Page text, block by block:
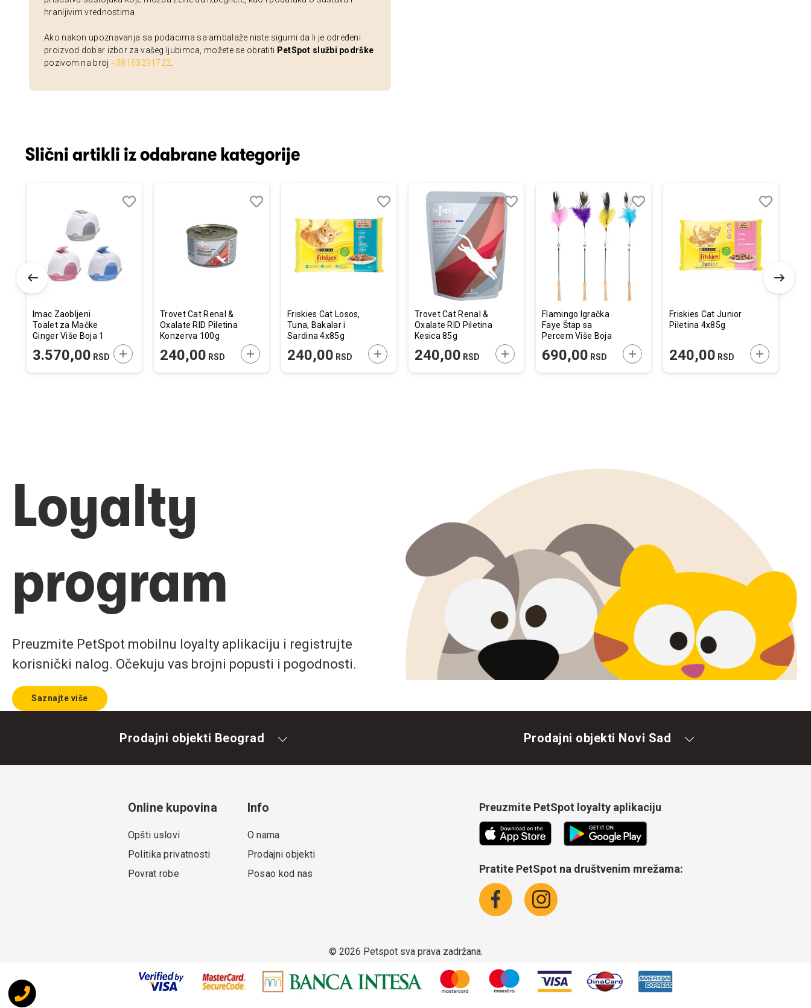
hranljivim vrednostima.
Ako nakon upoznavanja sa podacima sa ambalaže niste sigurni da li je određeni
proizvod dobar izbor za vašeg ljubimca, možete se obratiti PetSpot službi podrške
pozivom na broj +38163291722
Slični artikli iz odabrane kategorije
U KORPU
Imac Zaobljeni
Toalet za Mačke
Ginger Više Boja 1
52x52x44,5cm
3.570,00 RSD DODAJTE U KORPU
Trovet Cat Renal &
Oxalate RID Piletina
Konzerva 100g
240,00 RSD DODAJTE U KORPU
Friskies Cat Losos,
Tuna, Bakalar i
Sardina 4x85g
240,00 RSD DODAJTE U KORPU
u
listu
Trovet Cat Renal &
Oxalate RID Piletina
Kesica 85g
240,00 RSD DODAJTE U KORPU
Dodaj
u
listu
želja
Uporedi
Flamingo Igračka
Faye Štap sa
Percem Više Boja
690,00 RSD DODAJTE U KORPU
Dodaj
u
Uporedi
Friskies Cat Junior
Piletina 4x85g
240,00 RSD DODAJTE U
u
listu
Loyalty
program
Preuzmite PetSpot mobilnu loyalty aplikaciju i registrujte
korisnički nalog. Očekuju vas brojni popusti i pogodnosti.
Saznajte više
Prodajni objekti Beograd Prodajni objekti Novi Sad
Online kupovina
Opšti uslovi
Politika privatnosti
Povrat robe
Info
O nama
Prodajni objekti
Posao kod nas
Preuzmite PetSpot loyalty aplikaciju
Pratite PetSpot na društvenim mrežama:
© 2026 Petspot sva prava zadržana.